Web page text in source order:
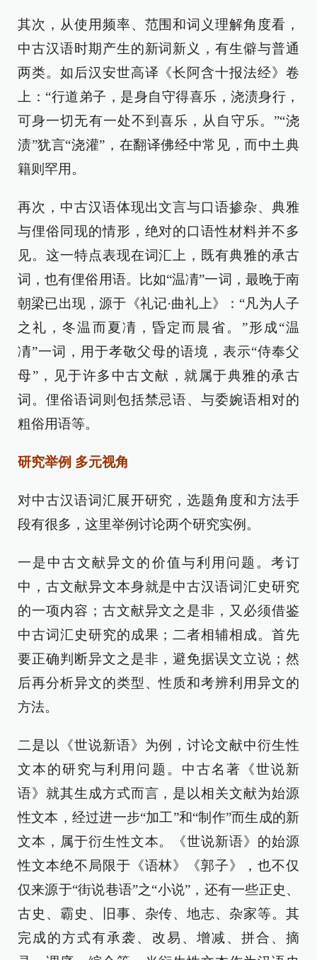
其次，从使用频率、范围和词义理解角度看，
中古汉语时期产生的新词新义，有生僻与普通
两类。如后汉安世高译《长阿含十报法经》卷
上：“行道弟子，是身自守得喜乐，浇渍身行，
可身一切无有一处不到喜乐，从自守乐。”“浇
渍”犹言“浇灌”，在翻译佛经中常见，而中土典
籍则罕用。
再次，中古汉语体现出文言与口语掺杂、典雅
与俚俗同现的情形，绝对的口语性材料并不多
见。这一特点表现在词汇上，既有典雅的承古
词，也有俚俗用语。比如“温凊”一词，最晚于南
朝梁已出现，源于《礼记·曲礼上》：“凡为人子
之礼，冬温而夏凊，昏定而晨省。”形成“温
凊”一词，用于孝敬父母的语境，表示“侍奉父
母”，见于许多中古文献，就属于典雅的承古
词。俚俗语词则包括禁忌语、与委婉语相对的
粗俗用语等。
研究举例 多元视角
对中古汉语词汇展开研究，选题角度和方法手
段有很多，这里举例讨论两个研究实例。
一是中古文献异文的价值与利用问题。考订
中，古文献异文本身就是中古汉语词汇史研究
的一项内容；古文献异文之是非，又必须借鉴
中古词汇史研究的成果；二者相辅相成。首先
要正确判断异文之是非，避免据误文立说；然
后再分析异文的类型、性质和考辨利用异文的
方法。
二是以《世说新语》为例，讨论文献中衍生性
文本的研究与利用问题。中古名著《世说新
语》就其生成方式而言，是以相关文献为始源
性文本，经过进一步“加工”和“制作”而生成的新
文本，属于衍生性文本。《世说新语》的始源
性文本绝不局限于《语林》《郭子》，也不仅
仅来源于“街说巷语”之“小说”，还有一些正史、
古史、霸史、旧事、杂传、地志、杂家等。其
完成的方式有承袭、改易、增减、拼合、摘